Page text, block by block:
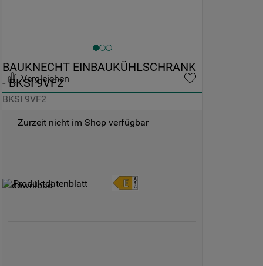
Vergleichen
BAUKNECHT EINBAUKÜHLSCHRANK
- BKSI 9VF2
BKSI 9VF2
Zurzeit nicht im Shop verfügbar
Produktdatenblatt